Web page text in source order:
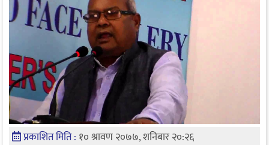
प्रकाशित मिति : १० श्रावण २०७७, शनिबार २०:२६